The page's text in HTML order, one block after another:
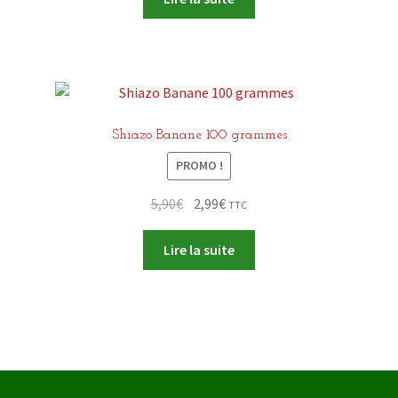
était : est :
Shiazo Banane 100 grammes
PROMO !
5,90€ Le
initial
était :
2,99€Le
actuel
est :
TTC
Lire la suite